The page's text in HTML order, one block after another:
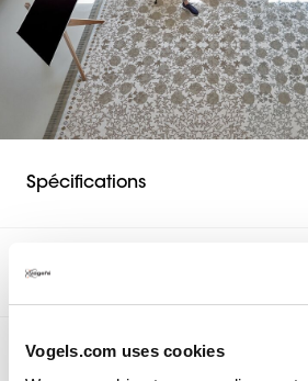
Vogels.com uses cookies
intégrés corrigent toute perte de
4K de 3 m est inclus.
Spécifications
Récompense & certificats
Avis